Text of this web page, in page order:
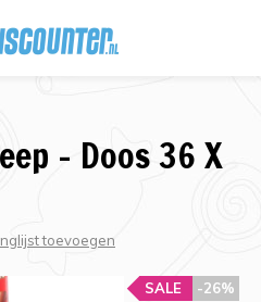
- Doos 36 X
toevoegen
-26%
SALE